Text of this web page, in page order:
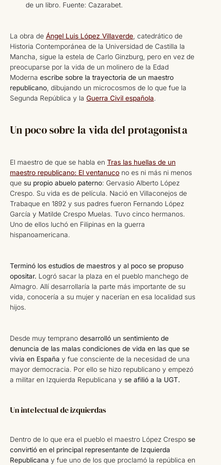
de un libro. Fuente: Cazarabet.
La obra de Ángel Luis López Villaverde , catedrático de
Historia Contemporánea de la Universidad de Castilla la
Mancha, sigue la estela de Carlo Ginzburg, pero en vez de
preocuparse por la vida de un molinero de la Edad
Moderna escribe sobre la trayectoria de un maestro
republicano , dibujando un microcosmos de lo que fue la
Segunda República y la Guerra Civil española.
Un poco sobre la vida del protagonista
El maestro de que se habla en Tras las huellas de un
maestro republicano: El ventanuco no es ni más ni menos
que su propio abuelo paterno: Gervasio Alberto López
Crespo. Su vida es de película. Nació en Villaconejos de
Trabaque en 1892 y sus padres fueron Fernando López
García y Matilde Crespo Muelas. Tuvo cinco hermanos.
Uno de ellos luchó en Filipinas en la guerra
hispanoamericana.
Terminó los estudios de maestros y al poco se propuso
opositar. Logró sacar la plaza en el pueblo manchego de
Almagro. Allí desarrollaría la parte más importante de su
vida, conocería a su mujer y nacerían en esa localidad sus
hijos.
Desde muy temprano desarrolló un sentimiento de
denuncia de las malas condiciones de vida en las que se
vivía en España y fue consciente de la necesidad de una
mayor democracia. Por ello se hizo republicano y empezó
a militar en Izquierda Republicana y se afilió a la UGT.
Un intelectual de izquierdas
Dentro de lo que era el pueblo el maestro López Crespo se
convirtió en el principal representante de Izquierda
Republicana y fue uno de los que proclamó la república en